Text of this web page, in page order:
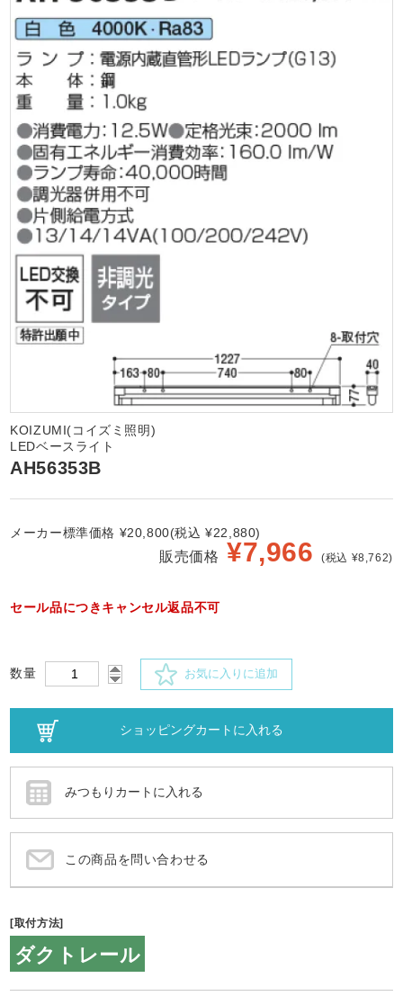
KOIZUMI(コイズミ照明)
LEDベースライト
AH56353B
メーカー標準価格 ¥20,800(税込 ¥22,880)
販売価格 ¥7,966 (税込 ¥8,762)
セール品につきキャンセル返品不可
数量 お気に入りに追加
この商品を問い合わせる
[取付方法]
ダクトレール